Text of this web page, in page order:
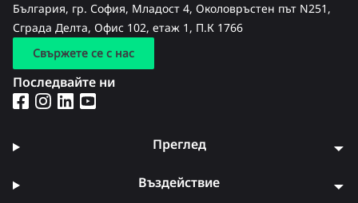
България, гр. София, Младост 4, Околовръстен път N251,
Сграда Делта, Офис 102, етаж 1, П.К 1766
Свържете се с нас
Последвайте ни
Преглед
Въздействие